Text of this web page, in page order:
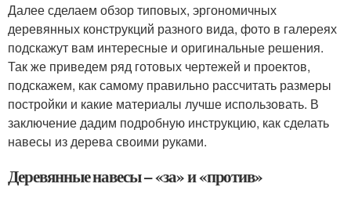
Далее сделаем обзор типовых, эргономичных
деревянных конструкций разного вида, фото в галереях
подскажут вам интересные и оригинальные решения.
Так же приведем ряд готовых чертежей и проектов,
подскажем, как самому правильно рассчитать размеры
постройки и какие материалы лучше использовать. В
заключение дадим подробную инструкцию, как сделать
навесы из дерева своими руками.
Деревянные навесы – «за» и «против»